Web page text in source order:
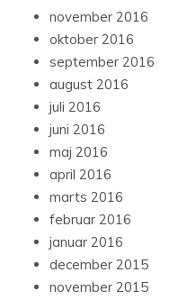
november 2016
oktober 2016
september 2016
august 2016
juli 2016
juni 2016
maj 2016
april 2016
marts 2016
februar 2016
januar 2016
december 2015
november 2015